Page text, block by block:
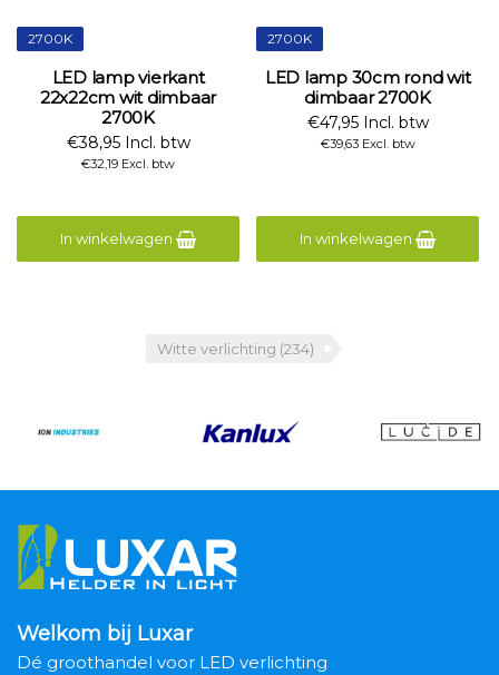
2700K
LED lamp vierkant
22x22cm wit dimbaar
2700K
€38,95 Incl. btw
€32,19 Excl. btw
In winkelwagen
2700K
LED lamp 30cm rond wit
dimbaar 2700K
€47,95 Incl. btw
€39,63 Excl. btw
In winkelwagen
Witte verlichting (234)
Welkom bij Luxar
Dé groothandel voor LED verlichting